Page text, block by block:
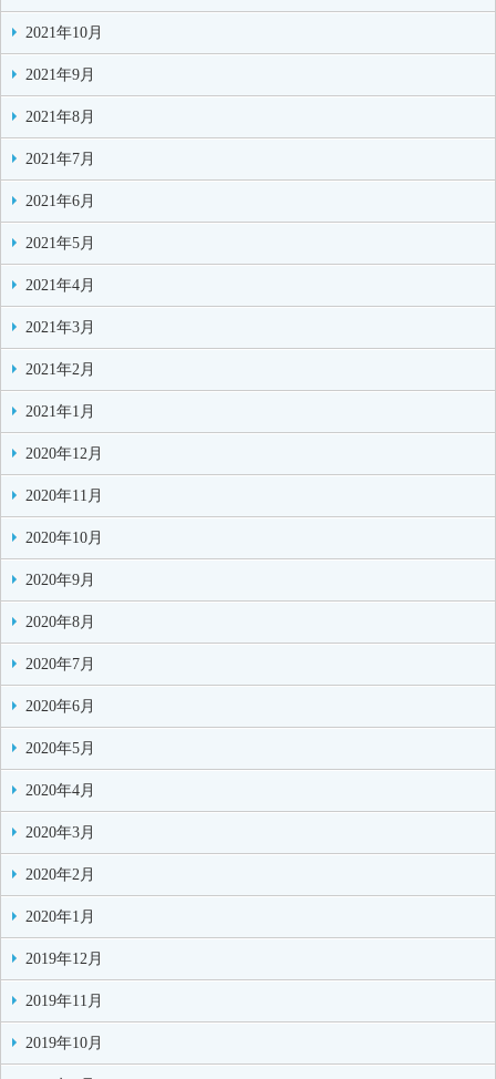
2021年10月
2021年9月
2021年8月
2021年7月
2021年6月
2021年5月
2021年4月
2021年3月
2021年2月
2021年1月
2020年12月
2020年11月
2020年10月
2020年9月
2020年8月
2020年7月
2020年6月
2020年5月
2020年4月
2020年3月
2020年2月
2020年1月
2019年12月
2019年11月
2019年10月